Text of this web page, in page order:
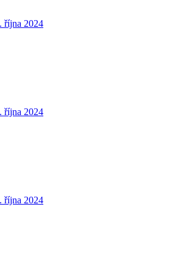
října 2024
října 2024
října 2024